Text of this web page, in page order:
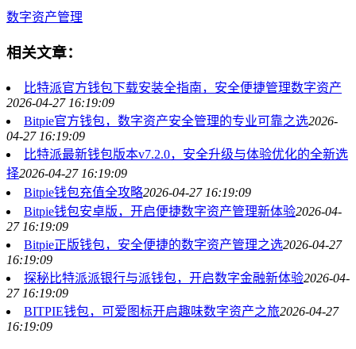
数字资产管理
相关文章：
比特派官方钱包下载安装全指南，安全便捷管理数字资产
2026-04-27 16:19:09
Bitpie官方钱包，数字资产安全管理的专业可靠之选2026-
04-27 16:19:09
比特派最新钱包版本v7.2.0，安全升级与体验优化的全新选
择2026-04-27 16:19:09
Bitpie钱包充值全攻略2026-04-27 16:19:09
Bitpie钱包安卓版，开启便捷数字资产管理新体验2026-04-
27 16:19:09
Bitpie正版钱包，安全便捷的数字资产管理之选2026-04-27
16:19:09
探秘比特派派银行与派钱包，开启数字金融新体验2026-04-
27 16:19:09
BITPIE钱包，可爱图标开启趣味数字资产之旅2026-04-27
16:19:09